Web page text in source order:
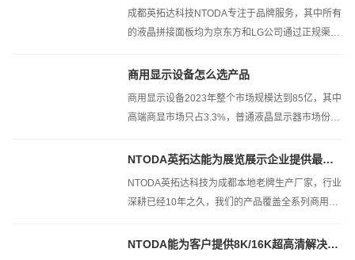
成都英拓达科技NTODA专注于品牌服务，其中所有
的液晶拼接面板均为京东方和LG公司通过正规渠道
商用显示设备怎么选产品
商用显示设备2023年整个市场规模达到85亿，其中
高端商显市场只占3.3%，普通液晶显示器市场份额
NTODA英拓达能为展览展示企业提供最好...
NTODA英拓达科技为成都本地老牌生产厂家，行业
深耕已经10年之久，我们的产品覆盖全系列商用液
NTODA能为客户提供8K/16K超高清解决方...